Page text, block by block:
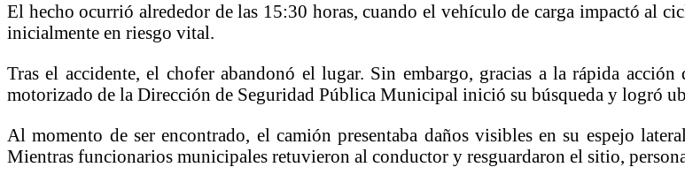
El hecho ocurrió alrededor de las 15:30 horas, cuando el vehículo de carga impactó al
inicialmente en riesgo vital.
Tras el accidente, el chofer abandonó el lugar. Sin embargo, gracias a la rápida
motorizado de la Dirección de Seguridad Pública Municipal inició su búsqueda y logró
Al momento de ser encontrado, el camión presentaba daños visibles en su espejo
Mientras funcionarios municipales retuvieron al conductor y resguardaron el sitio,